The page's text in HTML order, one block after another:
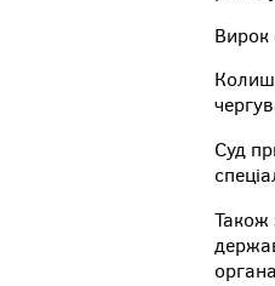
Вирок
Суд
Також